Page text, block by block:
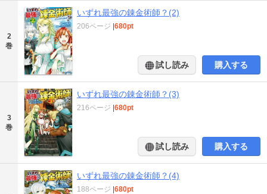
2
巻
いずれ最強の錬金術師？(2)
206ページ |680pt
試し読み 購入する
3
巻
いずれ最強の錬金術師？(3)
216ページ |680pt
試し読み 購入する
いずれ最強の錬金術師？(4)
188ページ |680pt